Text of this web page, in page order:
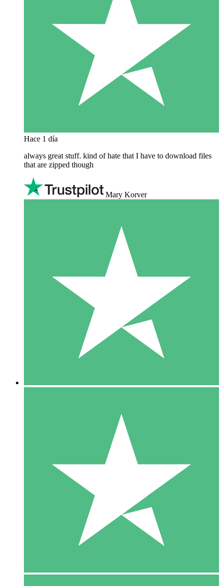
Hace 1 día
always great stuff. kind of hate that I have to download files
that are zipped though
Mary Korver